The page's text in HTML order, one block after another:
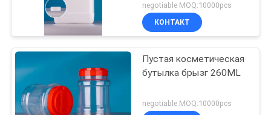
перемещения
negotiable MOQ:10000pcs
КОНТАКТ
Пустая косметическая
бутылка брызг 260ML
negotiable MOQ:10000pcs